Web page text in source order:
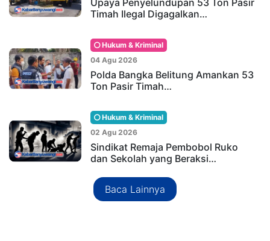
Timah Ilegal Digagalkan…
Hukum & Kriminal
04 Agu 2026
Polda Bangka Belitung Amankan 53
Ton Pasir Timah…
Hukum & Kriminal
02 Agu 2026
Sindikat Remaja Pembobol Ruko
dan Sekolah yang Beraksi…
Baca Lainnya